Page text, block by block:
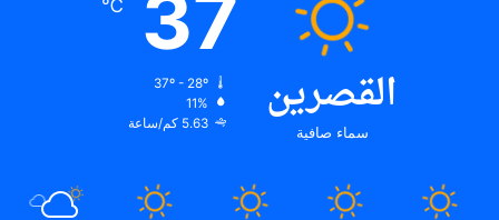
القصرين
سماء صافية
37
℃
11%
5.63 كم/ساعة